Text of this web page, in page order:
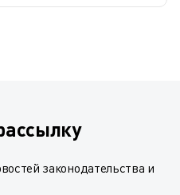
законодательства и